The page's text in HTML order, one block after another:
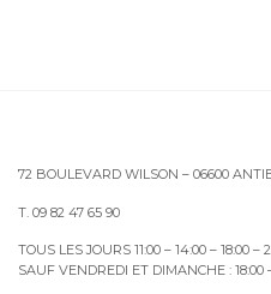
72 BOULEVARD WILSON – 06600
T. 09 82 47 65 90
TOUS LES JOURS 11:00 – 14:00 – 18:00 –
SAUF VENDREDI ET DIMANCHE : 18:00